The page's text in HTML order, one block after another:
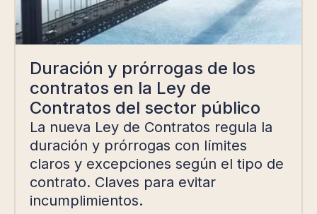
Duración y prórrogas de los
contratos en la Ley de
Contratos del sector público
La nueva Ley de Contratos regula la
duración y prórrogas con límites
claros y excepciones según el tipo de
contrato. Claves para evitar
incumplimientos.